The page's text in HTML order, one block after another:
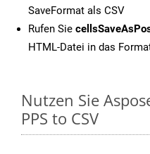
SaveFormat als CSV
Rufen Sie
HTML-Datei in das
Nutzen Sie
PPS to CSV